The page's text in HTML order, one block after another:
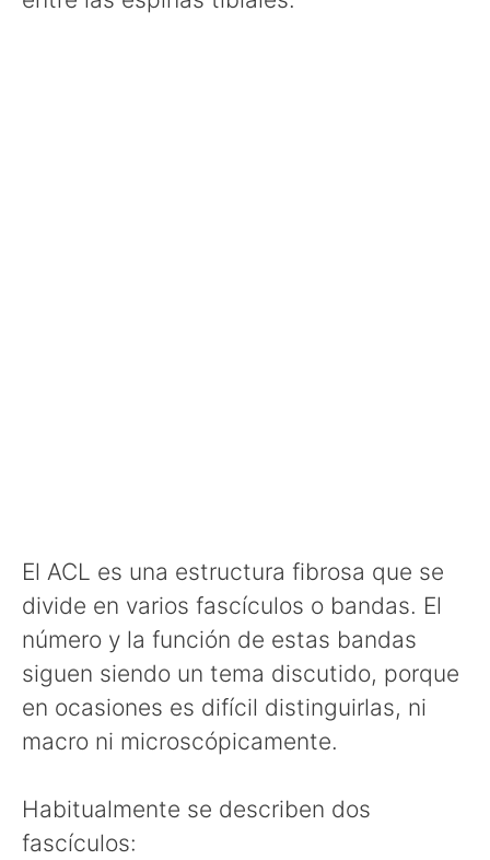
El ACL es una estructura fibrosa que se
divide en varios fascículos o bandas. El
número y la función de estas bandas
siguen siendo un tema discutido, porque
en ocasiones es difícil distinguirlas, ni
macro ni microscópicamente.
Habitualmente se describen dos
fascículos: